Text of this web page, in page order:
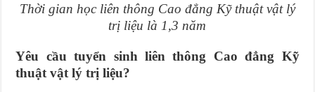
Thời gian học liên thông Cao đẳng Kỹ thuật vật lý
trị liệu là 1,3 năm
Yêu cầu tuyển sinh liên thông Cao đẳng Kỹ
thuật vật lý trị liệu?